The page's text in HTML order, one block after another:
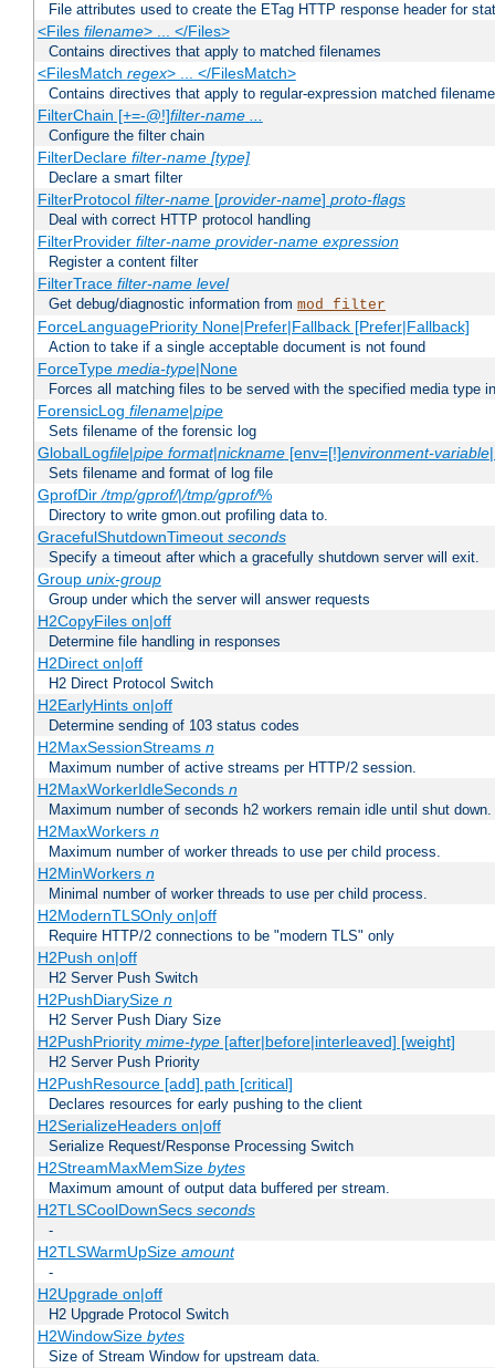
File attributes used to create the ETag HTTP response header for
<Files filename> ... </Files>
Contains directives that apply to matched filenames
<FilesMatch regex> ... </FilesMatch>
Contains directives that apply to regular-expression matched
FilterChain [+=-@!]filter-name ...
Configure the filter chain
FilterDeclare filter-name [type]
Declare a smart filter
FilterProtocol filter-name[provider-name] proto-flags
Deal with correct HTTP protocol handling
FilterProvider filter-name provider-name expression
Register a content filter
FilterTrace filter-name level
Get debug/diagnostic information from mod_filter
ForceLanguagePriority None|Prefer|Fallback [Prefer|Fallback]
Action to take if a single acceptable document is not found
ForceType media-type|None
Forces all matching files to be served with the specified media type
ForensicLog filename|pipe
Sets filename of the forensic log
GlobalLogfile|pipe format|nickname[env=[!]environment-variable
Sets filename and format of log file
GprofDir/tmp/gprof/|/tmp/gprof/%
Directory to write gmon.out profiling data to.
GracefulShutdownTimeout seconds
Specify a timeout after which a gracefully shutdown server will exit.
Group unix-group
Group under which the server will answer requests
H2CopyFiles on|off
Determine file handling in responses
H2Direct on|off
H2 Direct Protocol Switch
H2EarlyHints on|off
Determine sending of 103 status codes
H2MaxSessionStreams n
Maximum number of active streams per HTTP/2 session.
H2MaxWorkerIdleSeconds n
Maximum number of seconds h2 workers remain idle until shut down.
H2MaxWorkers n
Maximum number of worker threads to use per child process.
H2MinWorkers n
Minimal number of worker threads to use per child process.
H2ModernTLSOnly on|off
Require HTTP/2 connections to be "modern TLS" only
H2Push on|off
H2 Server Push Switch
H2PushDiarySize n
H2 Server Push Diary Size
H2PushPriority mime-type[after|before|interleaved] [weight]
H2 Server Push Priority
H2PushResource [add] path [critical]
Declares resources for early pushing to the client
H2SerializeHeaders on|off
Serialize Request/Response Processing Switch
H2StreamMaxMemSize bytes
Maximum amount of output data buffered per stream.
H2TLSCoolDownSecs seconds
-
H2TLSWarmUpSize amount
-
H2Upgrade on|off
H2 Upgrade Protocol Switch
H2WindowSize bytes
Size of Stream Window for upstream data.